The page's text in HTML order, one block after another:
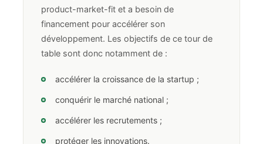
product-market-fit et a besoin de
financement pour accélérer son
développement. Les objectifs de ce tour de
table sont donc notamment de :
accélérer la croissance de la startup ;
conquérir le marché national ;
accélérer les recrutements ;
protéger les innovations.